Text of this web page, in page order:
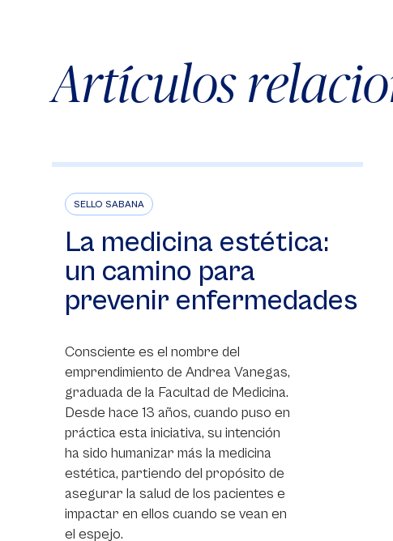
Artículos
SELLO SABANA
La medicina estética:
un camino para
prevenir enfermedades
Consciente es el nombre del
emprendimiento de Andrea Vanegas,
graduada de la Facultad de Medicina.
Desde hace 13 años, cuando puso en
práctica esta iniciativa, su intención
ha sido humanizar más la medicina
estética, partiendo del propósito de
asegurar la salud de los pacientes e
impactar en ellos cuando se vean en
el espejo.